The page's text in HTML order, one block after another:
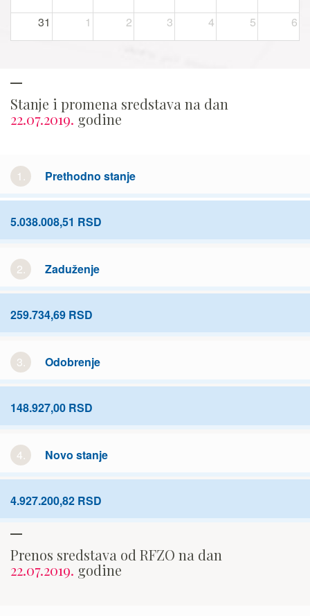
31 1 2 3 4 5 6
Stanje i promena sredstava na dan
22.07.2019. godine
1. Prethodno stanje
5.038.008,51 RSD
2. Zaduženje
259.734,69 RSD
3. Odobrenje
148.927,00 RSD
4. Novo stanje
4.927.200,82 RSD
Prenos sredstava od RFZO na dan
22.07.2019. godine